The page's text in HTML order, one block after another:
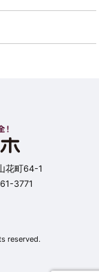
花町64-1
3771
reserved.